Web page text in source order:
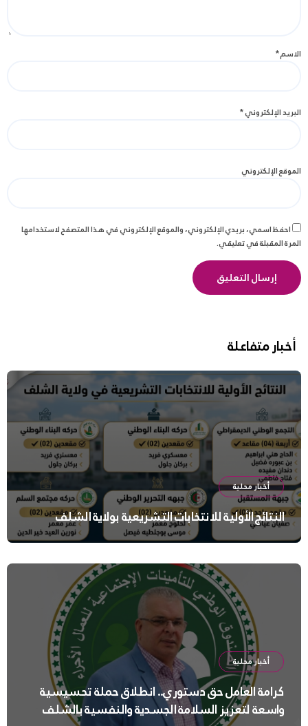
الاسم*
البريد الإلكتروني*
الموقع الإلكتروني
احفظ اسمي، بريدي الإلكتروني، والموقع الإلكتروني في هذا المتصفح لاستخدامها
المرة المقبلة في تعليقي.
أخبار متفاعلة
أخبار محلية
النتائج الأولية للانتخابات التشريعية بولاية الشلف
أخبار محلية
كرامة العامل حق دستوري.. انطلاق حملة تحسيسية
واسعة لتعزيز السلامة الجسدية والنفسية بالشلف